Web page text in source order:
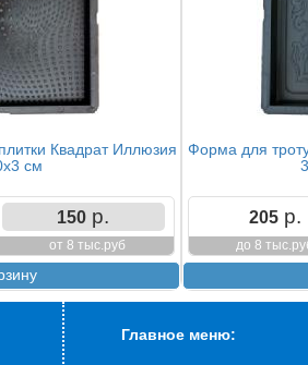
Квадрат Иллюзия
см
150 р.
от 8 тыс.руб
Форма для
205р.
до 8
Главное меню: